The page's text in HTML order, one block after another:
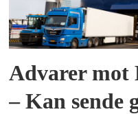
Advarer mot
– Kan sende